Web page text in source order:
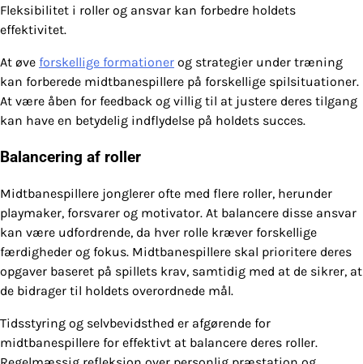
Fleksibilitet i roller og ansvar kan forbedre holdets
effektivitet.
At øve forskellige formationer og strategier under træning
kan forberede midtbanespillere på forskellige spilsituationer.
At være åben for feedback og villig til at justere deres tilgang
kan have en betydelig indflydelse på holdets succes.
Balancering af roller
Midtbanespillere jonglerer ofte med flere roller, herunder
playmaker, forsvarer og motivator. At balancere disse ansvar
kan være udfordrende, da hver rolle kræver forskellige
færdigheder og fokus. Midtbanespillere skal prioritere deres
opgaver baseret på spillets krav, samtidig med at de sikrer, at
de bidrager til holdets overordnede mål.
Tidsstyring og selvbevidsthed er afgørende for
midtbanespillere for effektivt at balancere deres roller.